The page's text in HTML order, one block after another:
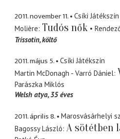
2011. november 11.
Csíki Játékszín
Molière Tudós nők
Trissotin költő
2011. május 5.
Csíki Játékszín
Martin McDonagh - Varró Dániel
Parászka Miklós
Welsh atya 35 éves
2011. április 8.
Marosvásárhelyi
Bagossy László A sötétben